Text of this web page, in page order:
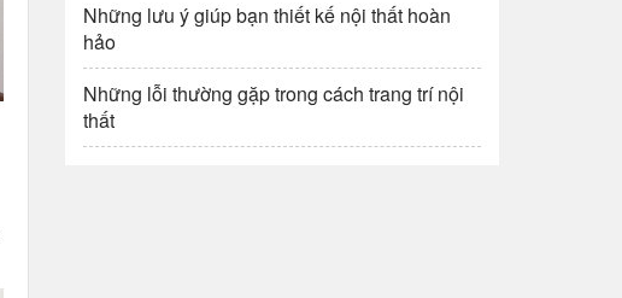
Những lưu ý giúp bạn thiết kế nội thất hoàn
hảo
Những lỗi thường gặp trong cách trang trí nội
thất